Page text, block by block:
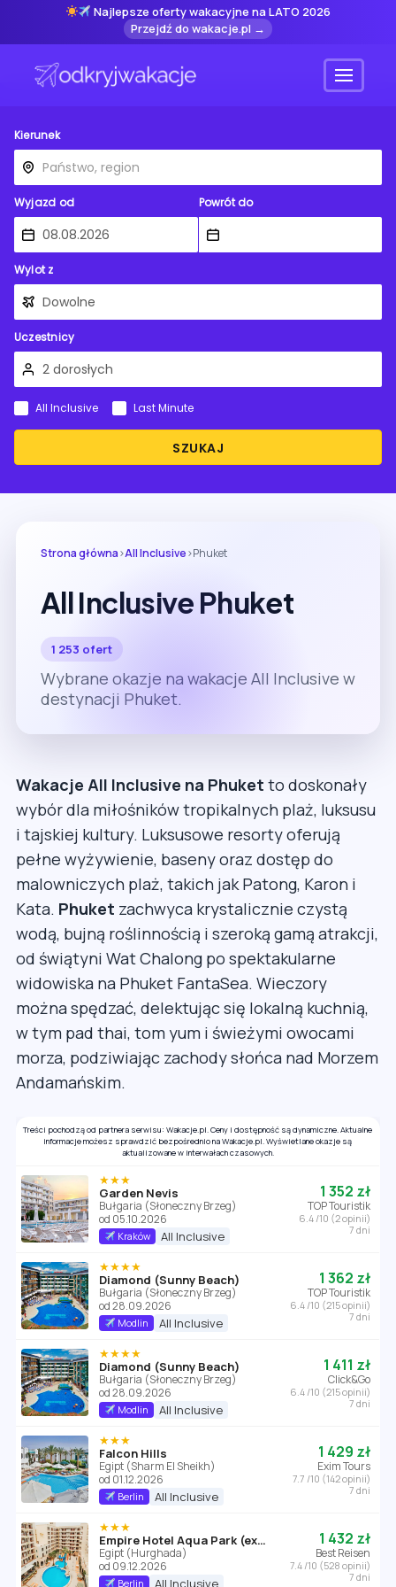
Najlepsze oferty wakacyjne na LATO 2026
Przejdź do wakacje.pl →
Menu
Kierunek
Wyjazd od Powrót do
Wylot z
Uczestnicy
SZUKAJ
All Inclusive Last Minute
Strona główna›All Inclusive›Phuket
All Inclusive Phuket
1 253 ofert
Wybrane okazje na wakacje All Inclusive w
destynacji Phuket.
Wakacje All Inclusive na Phuket to doskonały
wybór dla miłośników tropikalnych plaż, luksusu
i tajskiej kultury. Luksusowe resorty oferują
pełne wyżywienie, baseny oraz dostęp do
malowniczych plaż, takich jak Patong, Karon i
Kata. Phuket zachwyca krystalicznie czystą
wodą, bujną roślinnością i szeroką gamą atrakcji,
od świątyni Wat Chalong po spektakularne
widowiska na Phuket FantaSea. Wieczory
można spędzać, delektując się lokalną kuchnią,
w tym pad thai, tom yum i świeżymi owocami
morza, podziwiając zachody słońca nad Morzem
Andamańskim.
Treści pochodzą od partnera serwisu: Wakacje.pl. Ceny i dostępność są dynamiczne. Aktualne
informacje możesz sprawdzić bezpośrednio na Wakacje.pl. Wyświetlane okazje są
aktualizowane w interwałach czasowych.
★★★
Garden Nevis
Bułgaria (Słoneczny Brzeg)
od 05.10.2026
Kraków All Inclusive
1 352 zł
TOP Touristik
6.4 /10 (2 opinii)
7 dni
★★★★
Diamond (Sunny Beach)
Bułgaria (Słoneczny Brzeg)
od 28.09.2026
Modlin All Inclusive
1 362 zł
TOP Touristik
6.4 /10 (215 opinii)
7 dni
★★★★
Diamond (Sunny Beach)
Bułgaria (Słoneczny Brzeg)
od 28.09.2026
Modlin All Inclusive
1 411 zł
Click&Go
6.4 /10 (215 opinii)
7 dni
★★★
Falcon Hills
Egipt (Sharm El Sheikh)
od 01.12.2026
Berlin All Inclusive
1 429 zł
Exim Tours
7.7 /10 (142 opinii)
7 dni
★★★
Empire Hotel Aqua Park (ex. Triton Empire Hotel Hurghada)
Egipt (Hurghada)
od 09.12.2026
Berlin All Inclusive
1 432 zł
Best Reisen
7.4 /10 (528 opinii)
7 dni